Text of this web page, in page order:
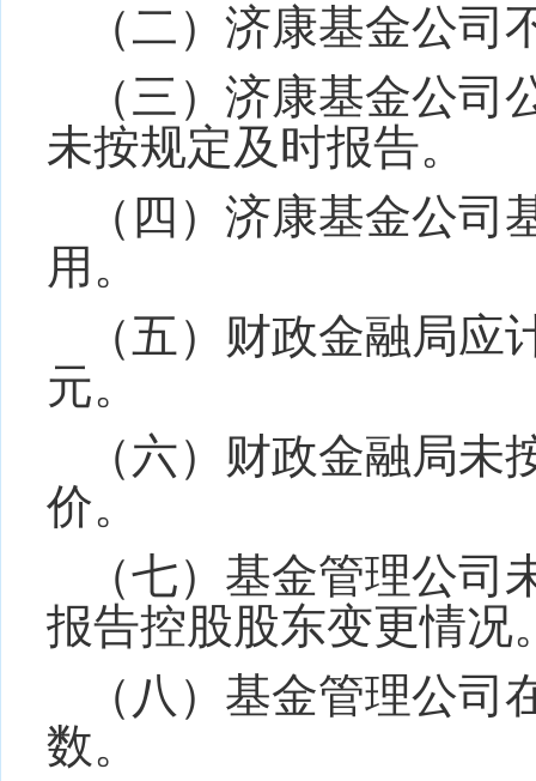
（二）济康基金公
（三）济康基金公司
未按规定及时报告。
（四）济康基金公
用。
（五）财政金融局
元。
（六）财政金融局
价。
（七）基金管理公司
报告控股股东变更情况
（八） 基金管理公司
数。